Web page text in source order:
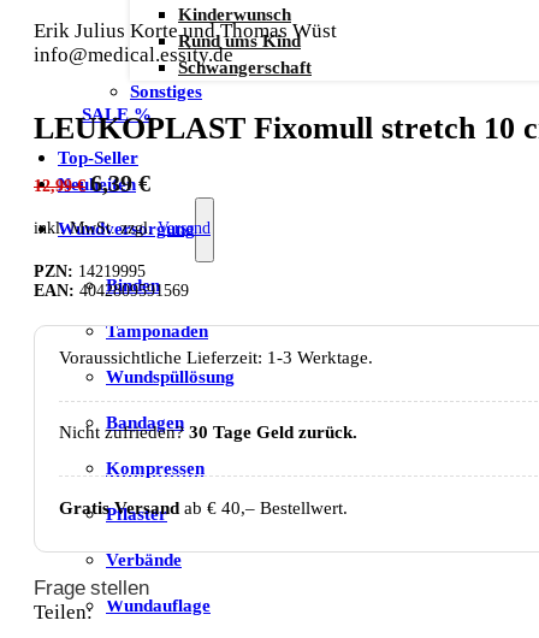
Kinderwunsch
Rund ums Kind
Schwangerschaft
Sonstiges
SALE %
Top-Seller
Neuheiten
Wundversorgung
Binden
Tamponaden
Wundspüllösung
Bandagen
Kompressen
Pflaster
Verbände
Wundauflage
Erik Julius Korte und Thomas Wüst
info@medical.essity.de
LEUKOPLAST Fixomull stretch 10
12,99€ Ursprünglicher
war:
12,99 €
6,39€Aktueller
ist:
inkl. MwSt. zzgl.Versand
PZN: 14219995
EAN: 4042809591569
Voraussichtliche Lieferzeit: 1-3 Werktage.
Nicht zufrieden? 30 Tage Geld zurück.
Gratis Versand ab € 40,– Bestellwert.
Frage stellen
Teilen: